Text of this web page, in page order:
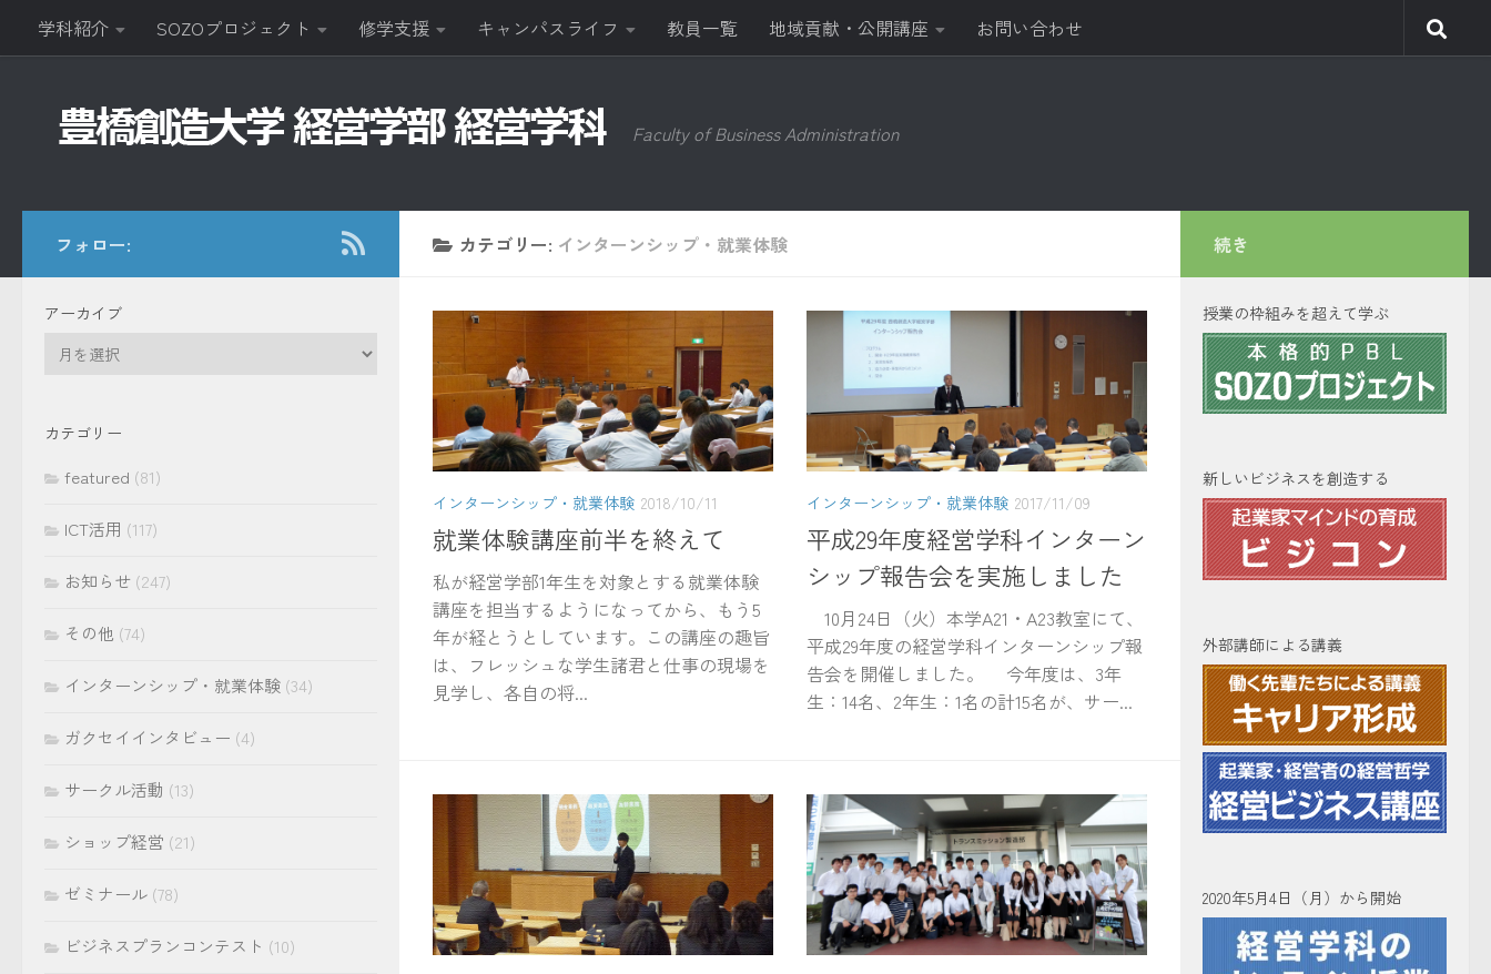
コンテンツへスキップ
学科紹介 SOZOプロジェクト 修学支援 キャンパスライフ 教員一覧 地域貢献・公開講座 お問い合わせ
Faculty of Business Administration
カテゴリー: インターンシップ・就業体験
インターンシップ・就業体験 2018/10/11
就業体験講座前半を終えて
私が経営学部1年生を対象とする就業体験
講座を担当するようになってから、もう5
年が経とうとしています。この講座の趣旨
は、フレッシュな学生諸君と仕事の現場を
見学し、各自の将...
インターンシップ・就業体験 2017/11/09
平成29年度経営学科インターン
シップ報告会を実施しました
10月24日（火）本学A21・A23教室にて、
平成29年度の経営学科インターンシップ報
告会を開催しました。 今年度は、3年
生：14名、2年生：1名の計15名が、サー...
フォロー:
アーカイブ
イ
カテゴリー
featured (81)
ICT活用 (117)
お知らせ (247)
その他 (74)
インターンシップ・就業体験 (34)
ガクセイインタビュー (4)
サークル活動 (13)
ショップ経営 (21)
ゼミナール (78)
ビジネスプランコンテスト (10)
続き
授業の枠組みを超えて学ぶ
新しいビジネスを創造する
外部講師による講義
2020年5月4日（月）から開始